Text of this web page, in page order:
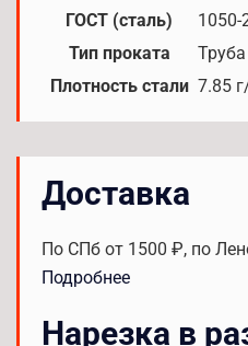
ГОСТ (сталь)
1050-
Тип проката
Труба
Плотность стали 7.85
Доставка
По СПб от 1500 ₽, по
Подробнее
Нарезка в